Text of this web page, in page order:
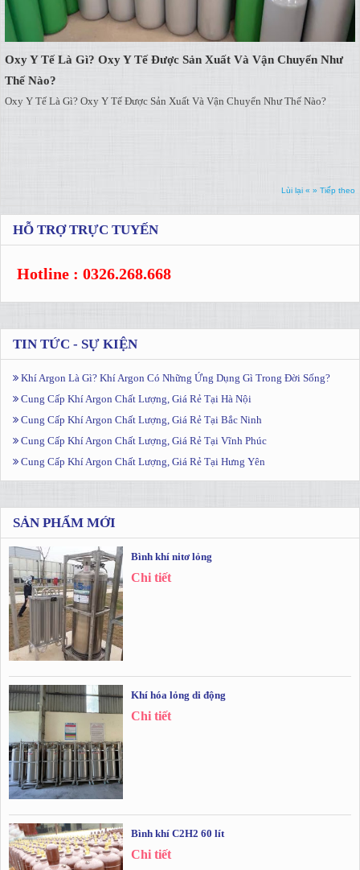
Oxy Y Tế Là Gì? Oxy Y Tế Được Sản Xuất Và Vận Chuyển Như
Thế Nào?
Oxy Y Tế Là Gì? Oxy Y Tế Được Sản Xuất Và Vận Chuyển Như Thế Nào?
Lùi lại « » Tiếp theo
HỖ TRỢ TRỰC TUYẾN
Hotline : 0326.268.668
TIN TỨC - SỰ KIỆN
Khí Argon Là Gì? Khí Argon Có Những Ứng Dụng Gì Trong Đời Sống?
Cung Cấp Khí Argon Chất Lượng, Giá Rẻ Tại Hà Nội
Cung Cấp Khí Argon Chất Lượng, Giá Rẻ Tại Bắc Ninh
Cung Cấp Khí Argon Chất Lượng, Giá Rẻ Tại Vĩnh Phúc
Cung Cấp Khí Argon Chất Lượng, Giá Rẻ Tại Hưng Yên
SẢN PHẨM MỚI
Bình khí nitơ lỏng
Chi tiết
Khí hóa lỏng di động
Chi tiết
Bình khí C2H2 60 lít
Chi tiết